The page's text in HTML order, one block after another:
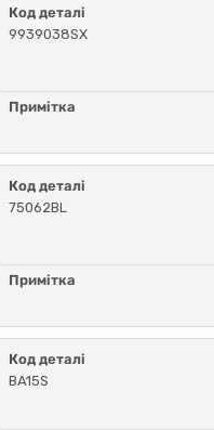
Код деталі
9939038SX
Примітка
Код деталі
75062BL
Примітка
Код деталі
BA15S